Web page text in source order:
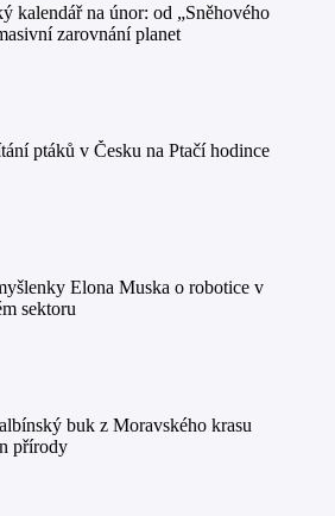
kalendář na únor: od „Sněhového
zarovnání planet
ptáků v Česku na Ptačí hodince
Elona Muska o robotice v
sektoru
buk z Moravského krasu
přírody